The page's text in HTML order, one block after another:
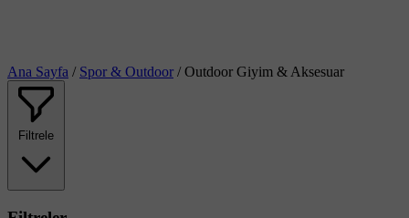
Ana Sayfa / Spor & Outdoor / Outdoor Giyim & Aksesuar
Filtrele